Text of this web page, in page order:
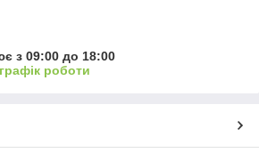
з 09:00 до 18:00
роботи